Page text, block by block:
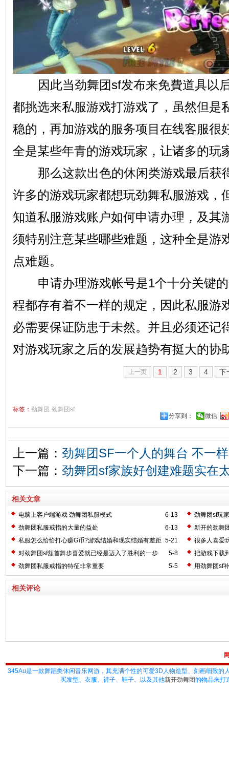
因此当劲舞团sf发布来免費道具以
都挑选来私服游戏打游戏了，虽然但是
稳的，再加游戏的服务项目在线客服很
全是某些年青的游戏玩家，让诸多的玩
那么这款出色的休闲类游戏最后获
许多的游戏玩家都想玩劲舞私服游戏，
知道私服游戏账户如何申请办理，及其
须特别注意某些哪些难题，这种全是游
点难题。
申请办理游戏帐号是1个十分关键的
程都存有着不一样的规定，因此私服游
必需要保证防患于未然。并且必须还记
对游戏玩家之后的发展趋势有挺大的协
上一页 1 2 3 4 下
标签： 劲舞团 劲舞团sf
分享到：
微信
上一篇： 劲舞团SF一个人的舞台 不一
下一篇： 劲舞团sf家族好创建难题实在
相关文章
6-13
电脑上客户端游戏 劲舞团私服模式
劲舞团sf玩
6-13
劲舞团私服戒指的大量的益处
新开的劲舞
数量的关键
5-21
私服怎么恰恰打心赚G币?游戏结婚和现实结婚有差距
吗?等级可以提升吗?
很多人喜爱
5-8
对劲舞团sf颔首舞步喜爱就已经是迈入了胜利的一步
把游戏下载
5-5
劲舞团私服戒指的特征非常重要 用劲舞团sf
相关评论
345Au是一款舞蹈类休闲音乐网游，其充满个性的可爱3D人物造型、刻画细致
买发型、衣服、裤子、鞋子、以及其他新开劲舞团的物品来打